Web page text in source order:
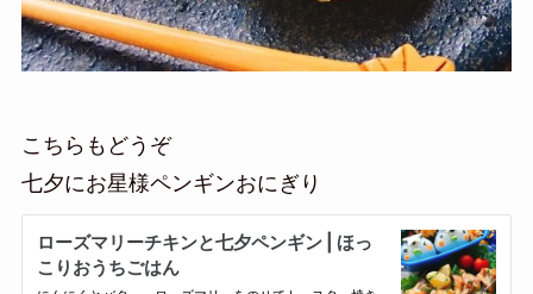
こちらもどうぞ
七夕にお星様ペンギンおにぎり